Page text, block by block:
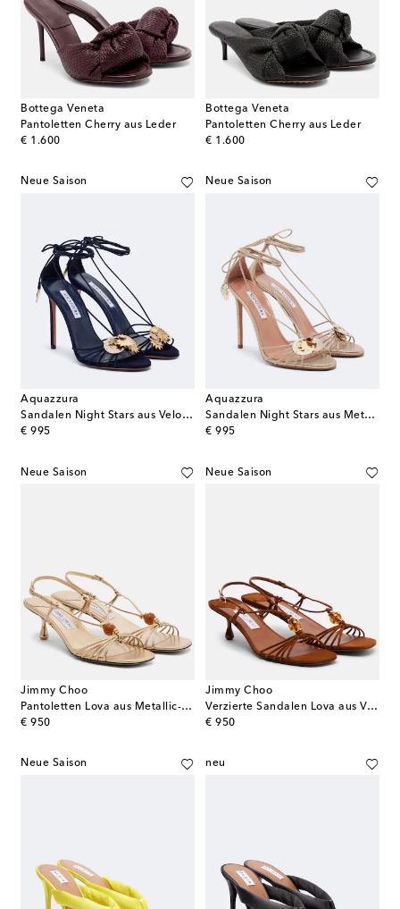
Bottega Veneta
Pantoletten Cherry aus Leder
€ 1.600
original price
Bottega Veneta
Pantoletten Cherry aus Leder
€ 1.600
original price
Neue Saison
Aquazzura
Sandalen Night Stars aus Veloursleder
€ 995
original price
Neue Saison
Aquazzura
Sandalen Night Stars aus Metallic-Leder
€ 995
original price
Neue Saison
Jimmy Choo
Pantoletten Lova aus Metallic-Leder
€ 950
original price
Neue Saison
Jimmy Choo
Verzierte Sandalen Lova aus Veloursleder
€ 950
original price
Neue Saison neu